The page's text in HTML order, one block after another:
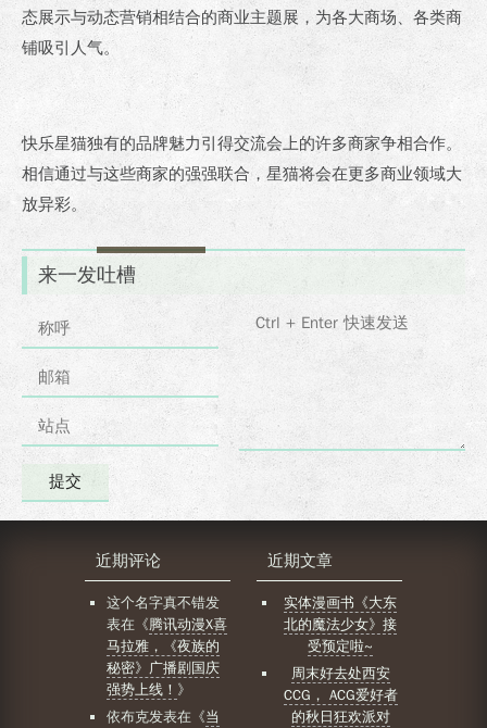
态展示与动态营销相结合的商业主题展，为各大商场、各类商
铺吸引人气。
快乐星猫独有的品牌魅力引得交流会上的许多商家争相合作。
相信通过与这些商家的强强联合，星猫将会在更多商业领域大
放异彩。
来一发吐槽
近期评论
这个名字真不错发
表在《腾讯动漫X喜
马拉雅，《夜族的
秘密》广播剧国庆
强势上线！ 》
依布克发表在《当
近期文章
实体漫画书《大东
北的魔法少女》接
受预定啦~
周末好去处西安
CCG， ACG爱好者
的秋日狂欢派对